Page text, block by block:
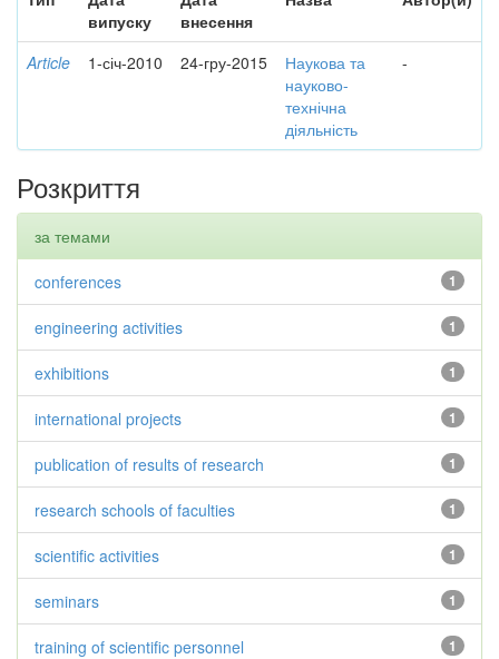
випуску
внесення
Article 1-січ-2010 24-гру-2015
Наукова та
науково-
технічна
діяльність
-
Розкриття
за темами
1
conferences
1
engineering activities
1
exhibitions
1
international projects
1
publication of results of research
1
research schools of faculties
1
scientific activities
1
seminars
1
training of scientific personnel